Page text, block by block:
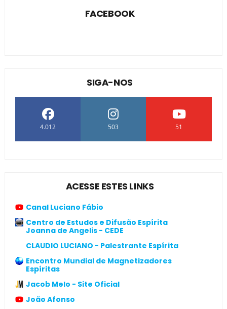
FACEBOOK
SIGA-NOS
4.012 503 51
ACESSE ESTES LINKS
Canal Luciano Fábio
Centro de Estudos e Difusão Espírita
Joanna de Angelis - CEDE
CLAUDIO LUCIANO - Palestrante Espírita
Encontro Mundial de Magnetizadores
Espíritas
Jacob Melo - Site Oficial
João Afonso